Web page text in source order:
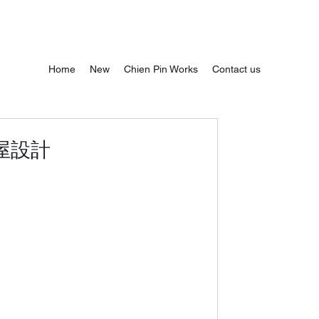
Home New Chien Pin Works Contact us
設計